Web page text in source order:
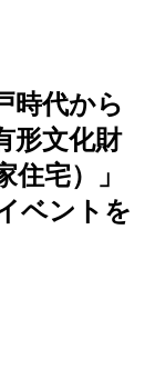
時代から
形文化財
住宅）」
ベントを